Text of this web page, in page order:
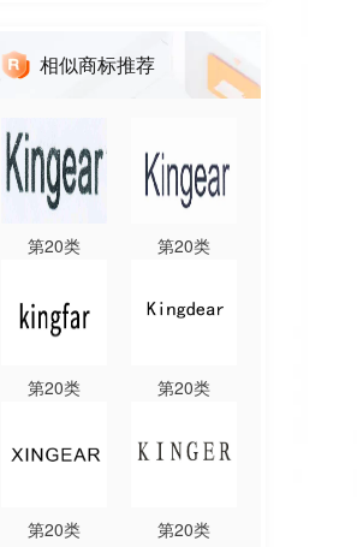
相似商标推荐
第20类 第20类
第20类 第20类
第20类 第20类